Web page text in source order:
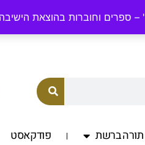
ספרים וחוברות בהוצאת
058-
תורה ברשת פודקאסט